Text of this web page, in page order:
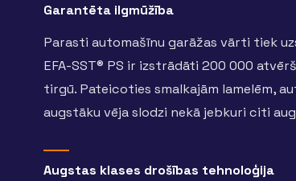
Garantēta ilgmūžība
Parasti automašīnu garāžas vārti tiek
EFA-SST® PS ir izstrādāti 200 000
tirgū. Pateicoties smalkajām lamelēm,
augstāku vēja slodzi nekā jebkuri citi
Augstas klases drošības tehnoloģija